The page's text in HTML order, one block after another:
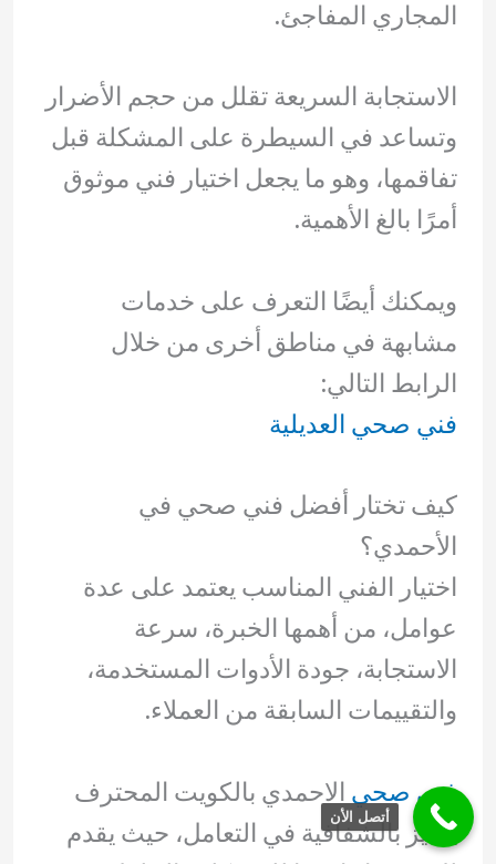
المجاري المفاجئ.
الاستجابة السريعة تقلل من حجم الأضرار
وتساعد في السيطرة على المشكلة قبل
تفاقمها، وهو ما يجعل اختيار فني موثوق
أمرًا بالغ الأهمية.
ويمكنك أيضًا التعرف على خدمات
مشابهة في مناطق أخرى من خلال
الرابط التالي:
فني صحي العديلية
كيف تختار أفضل فني صحي في
الأحمدي؟
اختيار الفني المناسب يعتمد على عدة
عوامل، من أهمها الخبرة، سرعة
الاستجابة، جودة الأدوات المستخدمة،
والتقييمات السابقة من العملاء.
فني صحي الاحمدي بالكويت المحترف
يتميز بالشفافية في التعامل، حيث يقدم
أتصل الأن